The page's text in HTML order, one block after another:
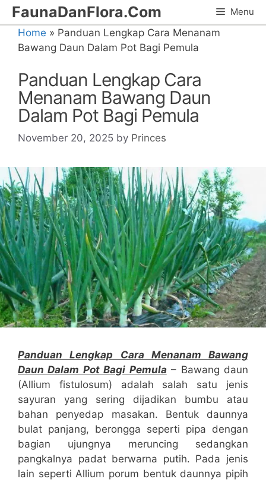
Skip
to
content
FaunaDanFlora.Com Menu
Home » Panduan Lengkap Cara Menanam
Bawang Daun Dalam Pot Bagi Pemula
Panduan Lengkap Cara
Menanam Bawang Daun
Dalam Pot Bagi Pemula
November 20, 2025 by Princes
Panduan Lengkap Cara Menanam Bawang
Daun Dalam Pot Bagi Pemula– Bawang daun
(Allium fistulosum) adalah salah satu jenis
sayuran yang sering dijadikan bumbu atau
bahan penyedap masakan. Bentuk daunnya
bulat panjang, berongga seperti pipa dengan
bagian ujungnya meruncing sedangkan
pangkalnya padat berwarna putih. Pada jenis
lain seperti Allium porum bentuk daunnya pipih